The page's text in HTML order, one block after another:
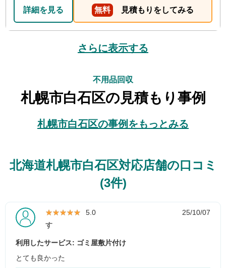
詳細を見る 無料 見積もりをしてみる
さらに表示する
不用品回収
札幌市白石区の見積もり事例
札幌市白石区の事例をもっとみる
北海道札幌市白石区対応店舗の口コミ
(3件)
★★★★★
★★★★★ 5.0
25/10/07
す
利用したサービス: ゴミ屋敷片付け
とても良かった